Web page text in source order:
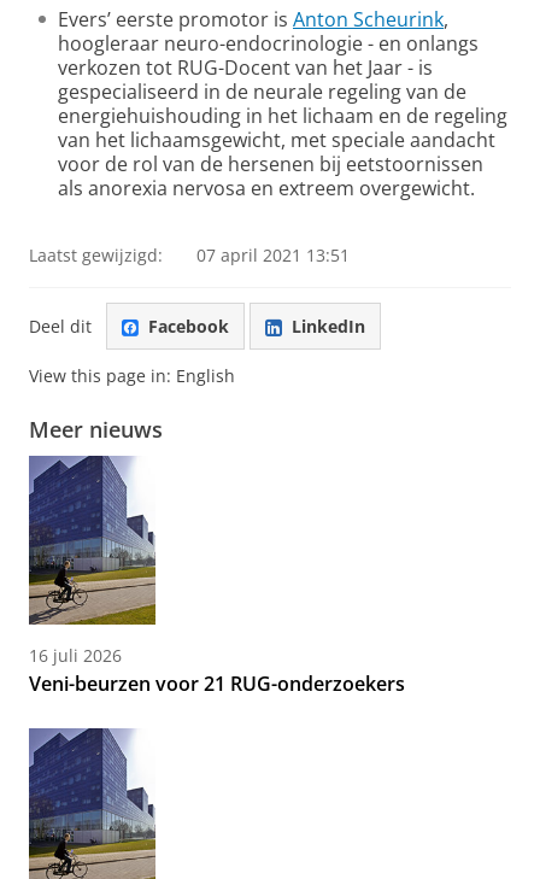
Evers’ eerste promotor is Anton Scheurink,
hoogleraar neuro-endocrinologie - en onlangs
verkozen tot RUG-Docent van het Jaar - is
gespecialiseerd in de neurale regeling van de
energiehuishouding in het lichaam en de regeling
van het lichaamsgewicht, met speciale aandacht
voor de rol van de hersenen bij eetstoornissen
als anorexia nervosa en extreem overgewicht.
Laatst gewijzigd: 07 april 2021 13:51
Deel dit Facebook LinkedIn
View this page in: English
Meer nieuws
16 juli 2026
Veni-beurzen voor 21 RUG-onderzoekers